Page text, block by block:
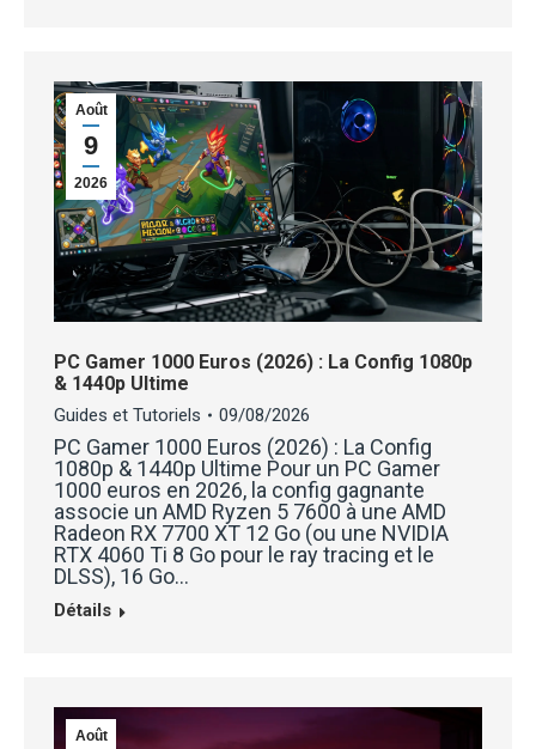
Août
9
2026
PC Gamer 1000 Euros (2026) : La Config 1080p
& 1440p Ultime
Guides et Tutoriels 09/08/2026
PC Gamer 1000 Euros (2026) : La Config
1080p & 1440p Ultime Pour un PC Gamer
1000 euros en 2026, la config gagnante
associe un AMD Ryzen 5 7600 à une AMD
Radeon RX 7700 XT 12 Go (ou une NVIDIA
RTX 4060 Ti 8 Go pour le ray tracing et le
DLSS), 16 Go…
Détails
Août